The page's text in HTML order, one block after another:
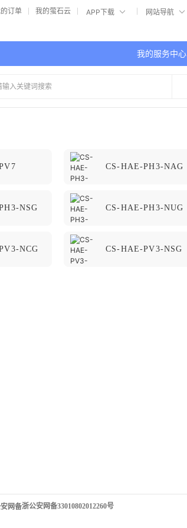
网站导航
APP下载
我的萤石云
订单
我的服务中心
CS-HAE-PH3-NAG
NSG CS-HAE-PH3-NUG
NCG CS-HAE-PV3-NSG
浙公安网备33010802012260号